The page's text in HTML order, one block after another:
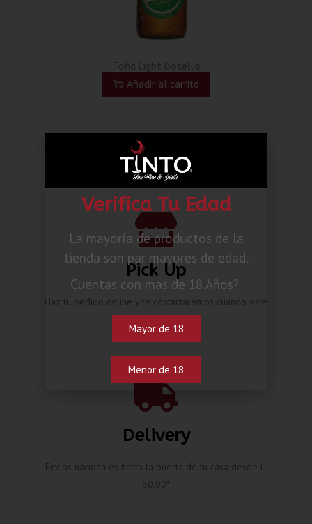
Añadir al carrito
Pick Up
Haz tu pedido online y te contactaremos cuando esté
listo.
Delivery
Envíos nacionales hasta la puerta de tu casa desde L.
80.00*
Verifica Tu Edad
La mayoría de productos de la
tienda son par mayores de edad.
Cuentas con mas de 18 Años?
Mayor de 18
Menor de 18